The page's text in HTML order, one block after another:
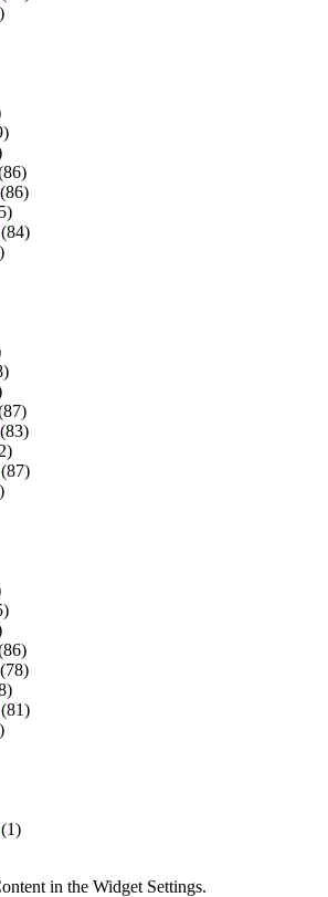
(86)
(84)
(83)
(87)
(78)
(81)
(1)
in the Widget Settings.